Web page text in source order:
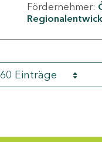
Fördernehmer:
60 Einträge